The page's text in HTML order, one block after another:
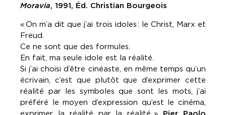
Moravia, 1991, Éd. Christian Bourgeois
«On m’a dit que j’ai trois idoles: le Christ, Marx et
Freud.
Ce ne sont que des formules.
En fait, ma seule idole est la réalité.
Si j’ai choisi d’être cinéaste, en même temps qu’un
écrivain, c’est que plutôt que d’exprimer cette
réalité par les symboles que sont les mots, j’ai
préféré le moyen d’expression qu’est le cinéma,